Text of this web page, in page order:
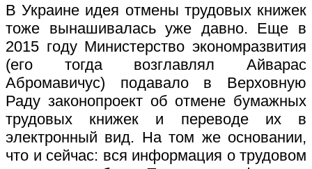
В Украине идея отмены трудовых книжек
тоже вынашивалась уже давно. Еще в
2015 году Министерство экономразвития
(его тогда возглавлял Айварас
Абромавичус) подавало в Верховную
Раду законопроект об отмене бумажных
трудовых книжек и переводе их в
электронный вид. На том же основании,
что и сейчас: вся информация о трудовом